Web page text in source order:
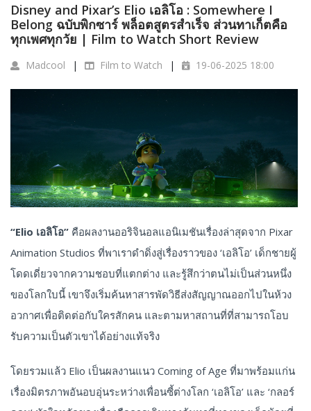
Disney and Pixar’s Elio เอลิโอ : Somewhere I
Belong ฉบับพิกซาร์ พล็อตสูตรสำเร็จ ส่วนทาเก็ตคือ
ทุกเพศทุกวัย | Film to Watch Short Review
Madcool Film to Watch 19-06-2025 18:00
“Elio เอลิโอ” คือผลงานออริจินอลแอนิเมชันเรื่องล่าสุดจาก Pixar
Animation Studios ที่พาเราดำดิ่งสู่เรื่องราวของ ‘เอลิโอ’ เด็กชายผู้
โดดเดี่ยวจากความชอบที่แตกต่าง และรู้สึกว่าตนไม่เป็นส่วนหนึ่ง
ของโลกใบนี้ เขาจึงเริ่มค้นหาสารพัดวิธีส่งสัญญาณออกไปในห้วง
อวกาศเพื่อติดต่อกับใครสักคน และตามหาสถานที่ที่สามารถโอบ
รับความเป็นตัวเขาได้อย่างแท้จริง
โดยรวมแล้ว Elio เป็นผลงานแนว Coming of Age ที่มาพร้อมแก่น
เรื่องมิตรภาพอันอบอุ่นระหว่างเพื่อนซี้ต่างโลก ‘เอลิโอ’ และ ‘กลอร์